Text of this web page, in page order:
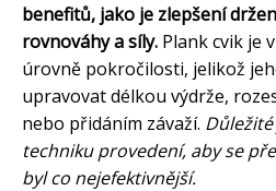
benefitů, jako je zlepšení
rovnováhy a síly. Plank cvik je
úrovně pokročilosti, jelikož
upravovat délkou výdrže,
nebo přidáním závaží.
techniku provedení, aby se
byl co nejefektivnější.